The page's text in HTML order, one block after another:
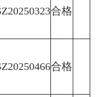
合格
合格